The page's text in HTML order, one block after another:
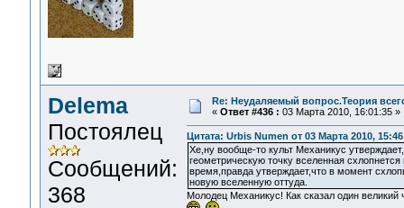
Delema
Постоялец
Сообщений:
368
Re: Неудаляемый вопрос.Теория
« Ответ #436 : 03 Марта 2010, 16:01:35 »
Цитата: Urbis Numen от 03 Марта 2010,
Хе,ну вообще-то культ Механикус
геометрическую точку вселенная
время,правда утверждает,что в момент
новую вселенную оттуда.
Молодец Механикус! Как сказал один